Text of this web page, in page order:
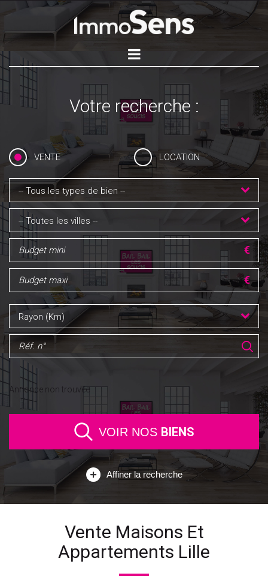
Votre recherche :
VENTE LOCATION
-- Tous les types de bien --
-- Toutes les villes --
Rayon (Km)
Annonce non trouvée
Affiner la recherche
VOIR NOS BIENS
Vente Maisons Et
Appartements Lille